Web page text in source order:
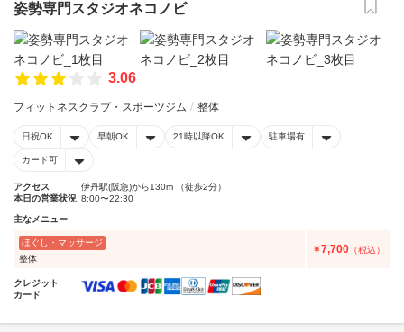
姿勢専門スタジオネコノビ
3.06
フィットネスクラブ・スポーツジム 整体
日祝OK 早朝OK 21時以降OK 駐車場有
カード可
アクセス
伊丹駅(阪急)から130m （徒歩2分）
本日の営業状況 8:00〜22:30
主なメニュー
ほぐし・マッサージ
整体
￥7,700 （税込）
クレジット
カード